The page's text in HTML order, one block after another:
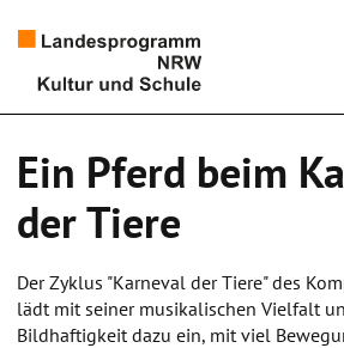
Künstlerpool
Kultur und Schule
Ein Pferd beim
der Tiere
Der Zyklus "Karneval der Tiere" des
lädt mit seiner musikalischen Vielfalt
Bildhaftigkeit dazu ein, mit viel